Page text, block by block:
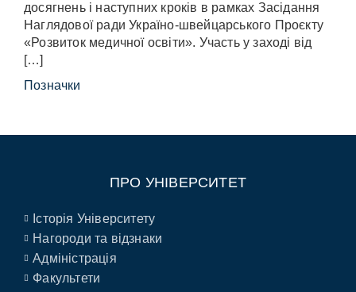
досягнень і наступних кроків в рамках Засідання
Наглядової ради Україно-швейцарського Проєкту
«Розвиток медичної освіти». Участь у заході від
[…]
Позначки
ПРО УНІВЕРСИТЕТ
Історія Університету
Нагороди та відзнаки
Адміністрація
Факультети